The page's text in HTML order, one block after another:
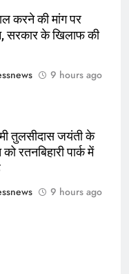
करने की मांग पर
सरकार के खिलाफ की
9 hours ago
तुलसीदास जयंती के
रतनबिहारी पार्क में
9 hours ago